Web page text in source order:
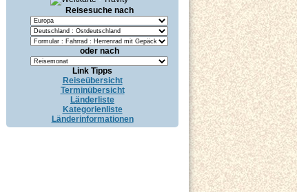
Reisesuche nach
oder nach
Link Tipps
Reiseübersicht
Terminübersicht
Länderliste
Kategorienliste
Länderinformationen